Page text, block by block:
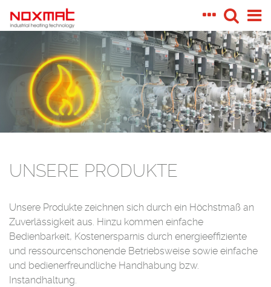
UNSERE PRODUKTE
Unsere Produkte zeichnen sich durch ein Höchstmaß an
Zuverlässigkeit aus. Hinzu kommen einfache
Bedienbarkeit, Kostenersparnis durch energieeffiziente
und ressourcenschonende Betriebsweise sowie einfache
und bedienerfreundliche Handhabung bzw.
Instandhaltung.